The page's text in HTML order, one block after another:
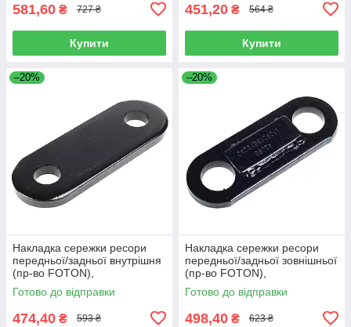
581,60 ₴ 727 ₴
Купити
451,20 ₴ 564 ₴
Купити
–20%
Накладка сережки ресори
передньої/задньої внутрішня
(пр-во FOTON),
L1292150200A0
Готово до відправки
474,40 ₴ 593 ₴
–20%
Накладка сережки ресори
передньої/задньої зовнішньої
(пр-во FOTON),
L1292150100A0
Готово до відправки
498,40 ₴ 623 ₴